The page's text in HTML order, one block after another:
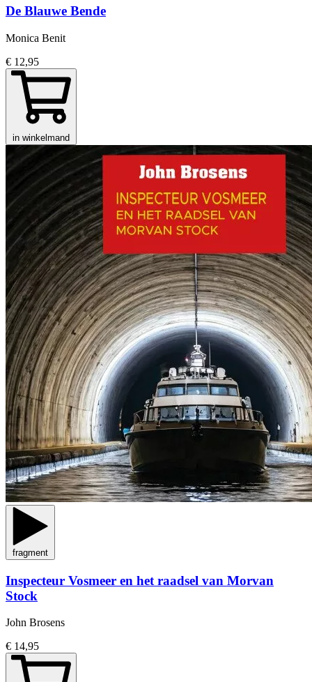
De Blauwe Bende
Monica Benit
€ 12,95
in winkelmand
fragment
Inspecteur Vosmeer en het raadsel van Morvan
Stock
John Brosens
€ 14,95